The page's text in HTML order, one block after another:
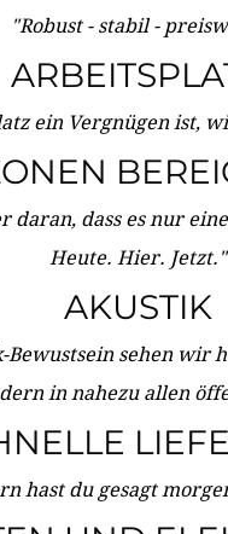
"Robust - stabil -
ein Vergnügen ist,
daran, dass es nur
Heute. Hier. Jetzt."
AKUSTIK
Bewustsein sehen wir
in nahezu allen
hast du gesagt